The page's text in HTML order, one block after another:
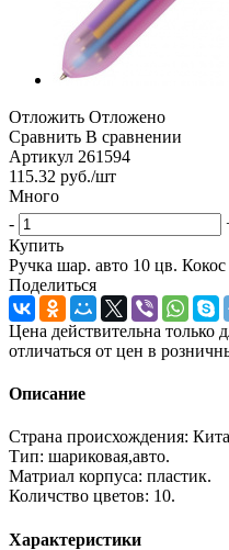
Отложить Отложено
Сравнить В сравнении
Артикул 261594
115.32 руб./шт
Много
-
Купить
Ручка шар. авто 10 цв.
Поделиться
Цена действительна только
отличаться от цен в
Описание
Страна происхождения:
Тип: шариковая,авто.
Матриал корпуса: пластик.
Количство цветов: 10.
Характеристики